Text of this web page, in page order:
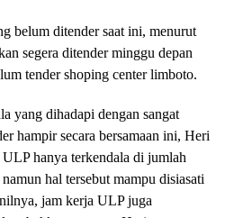
belum ditender saat ini, menurut
segera ditender minggu depan
tender shoping center limboto.
yang dihadapi dengan sangat
hampir secara bersamaan ini, Heri
hanya terkendala di jumlah
hal tersebut mampu disiasati
jam kerja ULP juga